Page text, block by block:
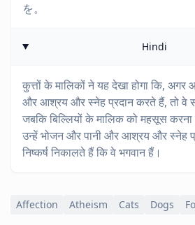
を。
Hindi
कुत्तों के मालिकों ने यह देखा होगा कि, अगर
और आश्रय और स्नेह प्रदान करते हैं, तो वे
जबकि बिल्लियों के मालिक को महसूस
उन्हें भोजन और पानी और आश्रय और स्नेह
निष्कर्ष निकालते हैं कि वे भगवान हैं।
Affection Atheism Cats Dogs